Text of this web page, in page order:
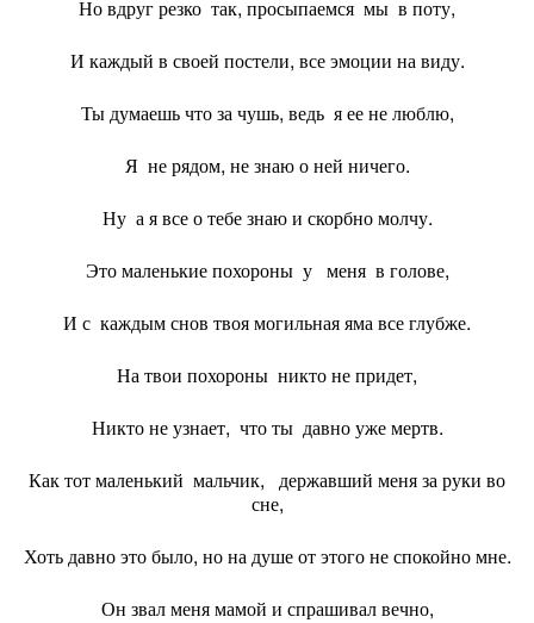
Но вдруг резко так, просыпаемся мы в поту,
И каждый в своей постели, все эмоции на виду.
Ты думаешь что за чушь, ведь я ее не люблю,
Я не рядом, не знаю о ней ничего.
Ну а я все о тебе знаю и скорбно молчу.
Это маленькие похороны у меня в голове,
И с каждым снов твоя могильная яма все глубже.
На твои похороны никто не придет,
Никто не узнает, что ты давно уже мертв.
Как тот маленький мальчик, державший меня за руки во
сне,
Хоть давно это было, но на душе от этого не спокойно мне.
Он звал меня мамой и спрашивал вечно,